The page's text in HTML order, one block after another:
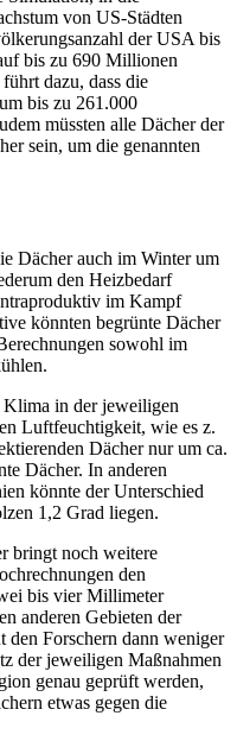
von US-Städten
der USA bis
bis zu 690 Millionen
dazu, dass die
bis zu 261.000
müssten alle Dächer der
sein, um die genannten
Dächer auch im Winter um
den Heizbedarf
im Kampf
könnten begrünte Dächer
sowohl im
in der jeweiligen
Luftfeuchtigkeit, wie es z.
Dächer nur um ca.
Dächer. In anderen
könnte der Unterschied
1,2 Grad liegen.
bringt noch weitere
den
bis vier Millimeter
anderen Gebieten der
den Forschern dann weniger
der jeweiligen Maßnahmen
genau geprüft werden,
etwas gegen die